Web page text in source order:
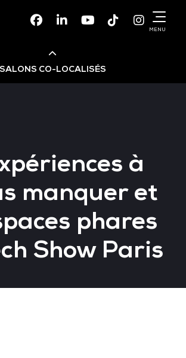
FacebookLinkedinYoutubeTikTok
MENU
SALONS CO-LOCALISÉS
Summit
à
manquer et
phares
Show Paris